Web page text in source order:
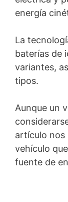
energía
La
baterías de
variantes,
tipos.
Aunque un
artículo nos
vehículo
fuente de